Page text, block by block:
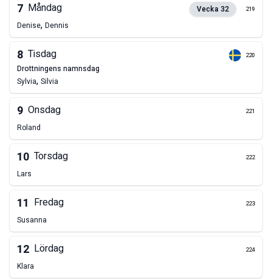
7 Måndag Vecka 32 219
Denise, Dennis
8 Tisdag 220
drottningens namnsdag
Sylvia, Silvia
9 Onsdag 221
Roland
10 Torsdag 222
Lars
11 Fredag 223
Susanna
12 Lördag 224
Klara